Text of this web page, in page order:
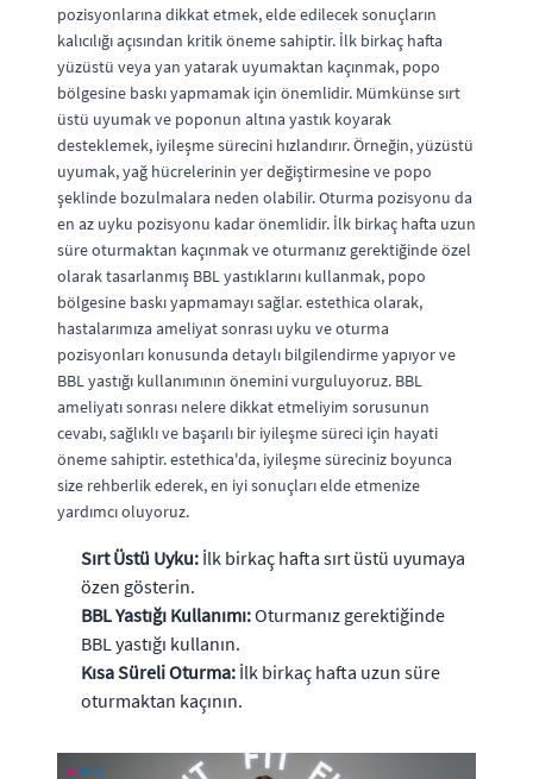
pozisyonlarına dikkat etmek, elde edilecek sonuçların
kalıcılığı açısından kritik öneme sahiptir. İlk birkaç hafta
yüzüstü veya yan yatarak uyumaktan kaçınmak, popo
bölgesine baskı yapmamak için önemlidir. Mümkünse sırt
üstü uyumak ve poponun altına yastık koyarak
desteklemek, iyileşme sürecini hızlandırır. Örneğin, yüzüstü
uyumak, yağ hücrelerinin yer değiştirmesine ve popo
şeklinde bozulmalara neden olabilir. Oturma pozisyonu da
en az uyku pozisyonu kadar önemlidir. İlk birkaç hafta uzun
süre oturmaktan kaçınmak ve oturmanız gerektiğinde özel
olarak tasarlanmış BBL yastıklarını kullanmak, popo
bölgesine baskı yapmamayı sağlar. estethica olarak,
hastalarımıza ameliyat sonrası uyku ve oturma
pozisyonları konusunda detaylı bilgilendirme yapıyor ve
BBL yastığı kullanımının önemini vurguluyoruz. BBL
ameliyatı sonrası nelere dikkat etmeliyim sorusunun
cevabı, sağlıklı ve başarılı bir iyileşme süreci için hayati
öneme sahiptir. estethica'da, iyileşme süreciniz boyunca
size rehberlik ederek, en iyi sonuçları elde etmenize
yardımcı oluyoruz.
Sırt Üstü Uyku: İlk birkaç hafta sırt üstü uyumaya
özen gösterin.
BBL Yastığı Kullanımı:Oturmanız gerektiğinde
BBL yastığı kullanın.
Kısa Süreli Oturma: İlk birkaç hafta uzun süre
oturmaktan kaçının.